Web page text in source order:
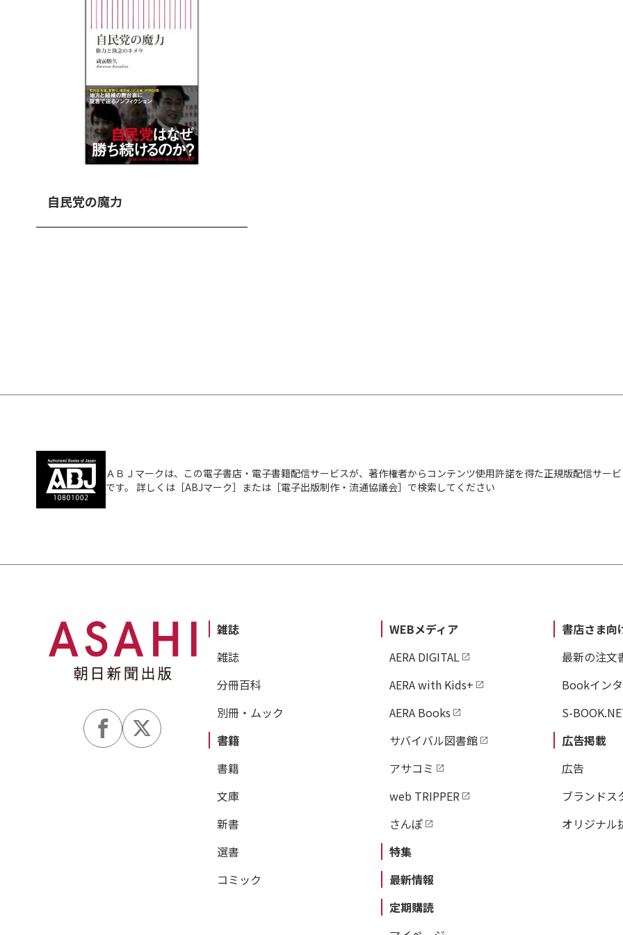
自民党の魔力
ＡＢＪマークは、この電子書店・電子書籍配信サービスが、著作権者からコンテンツ使用許諾を得た正規版配信サー
です。 詳しくは［ABJマーク］または［電子出版制作・流通協議会］で検索してください
雑誌
雑誌
分冊百科
別冊・ムック
書籍
書籍
文庫
新書
選書
コミック
WEBメディア
AERA DIGITAL
AERA with Kids+
AERA Books
サバイバル図書館
アサコミ
web TRIPPER
さんぽ
特集
最新情報
定期購読
書店さま向
最新の注文
Bookイン
S-
広告掲載
広告
ブランドス
オリジナル